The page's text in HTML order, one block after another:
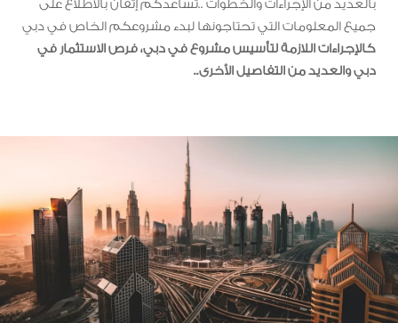
بالعديد من الإجراءات والخطوات ..تساعدكم إتقان بالاطلاع على
جميع المعلومات التي تحتاجونها لبدء مشروعكم الخاص في دبي
كالإجراءات اللازمة لتأسيس مشروع في دبي، فرص الاستثمار في
دبي والعديد من التفاصيل الأخرى..